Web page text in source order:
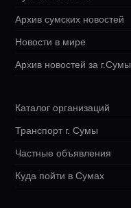
Архив сумских новостей
Новости в мире
Архив новостей за г.Сумы
Каталог организаций
Транспорт г. Сумы
Частные объявления
Куда пойти в Сумах